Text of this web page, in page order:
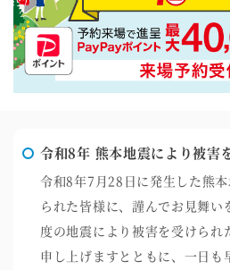
令和8年 熊本地震により被害
令和8年7月28日に発生した熊
られた皆様に、謹んでお見舞
度の地震により被害を受けられ
申し上げますとともに、一日も